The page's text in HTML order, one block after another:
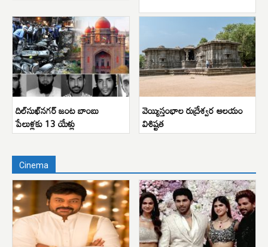
దిల్‌సుఖ్‌నగర్ జంట బాంబు
పేలుళ్లకు 13 యేళ్లు
వెయ్యిస్తంభాల రుద్రేశ్వర ఆలయం
విశిష్టత
Cinema